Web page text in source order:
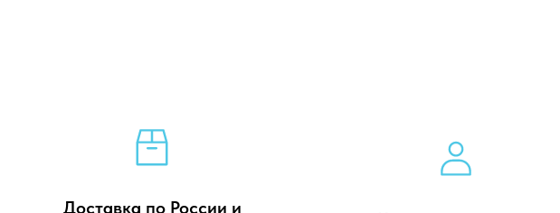
Доставка по России и